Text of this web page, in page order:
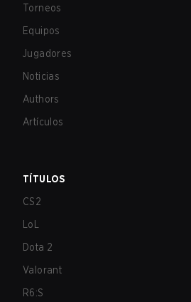
Torneos
Equipos
Jugadores
Noticias
Authors
Artículos
TÍTULOS
CS2
LoL
Dota 2
Valorant
R6:S